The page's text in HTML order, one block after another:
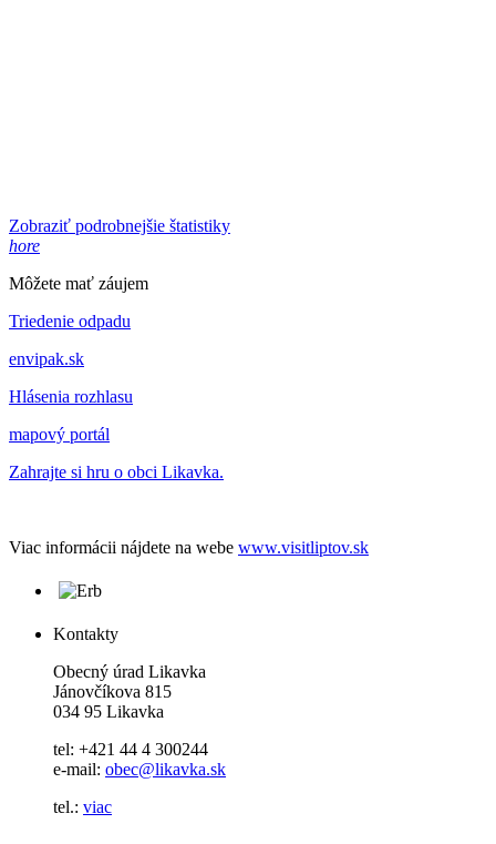
Zobraziť podrobnejšie štatistiky
hore
Môžete mať záujem
Triedenie odpadu
envipak.sk
Hlásenia rozhlasu
mapový portál
Zahrajte si hru o obci Likavka.
Viac informácii nájdete na webe www.visitliptov.sk
Kontakty
Obecný úrad Likavka
Jánovčíkova 815
034 95 Likavka
tel: +421 44 4 300244
e-mail: obec@likavka.sk
tel.: viac